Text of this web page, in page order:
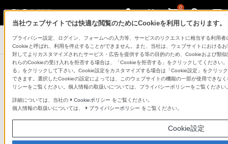
0
サウンドバー／ホームシアターシステム
ソニーストア お買い物情報
このページでは、ソニーストアオリジナル商品などをご
紹介しています
お買い求めになれる商品は、こちらからもご覧く
ださい
当社ウェブサイトでは快適な閲覧のためにCookieを利用しております。
プライバシー設定、ログイン、フォームへの入力等、サービスのリクエストに相当する利用
Cookieと呼ばれ、利用を停止することができません。また、当社は、ウェブサイトにおける
対してよりカスタマイズされたサービス・広告を提供する等の目的のため、Cookieおよび類
れらのCookieの受け入れを拒否する場合は、「Cookieを拒否する」をクリックしてください
る」をクリックして下さい。Cookie設定をカスタマイズする場合は「Cookie設定」をクリッ
できます。選択したCookieの設定によっては、このウェブサイトの機能の一部が使用できな
リシーをご覧ください。個人情報の取扱いについては、プライバシーポリシーをご覧ください
詳細については、当社の Cookieポリシー をご覧ください。
個人情報の取扱いについては、
プライバシーポリシー をご覧ください。
Cookie設定